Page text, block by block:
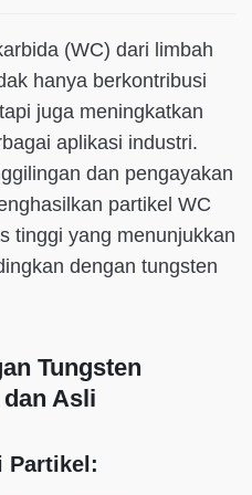
(WC) dari limbah
hanya berkontribusi
juga meningkatkan
aplikasi industri.
dan pengayakan
partikel WC
tinggi yang menunjukkan
dengan tungsten
Tungsten
Asli
Partikel: